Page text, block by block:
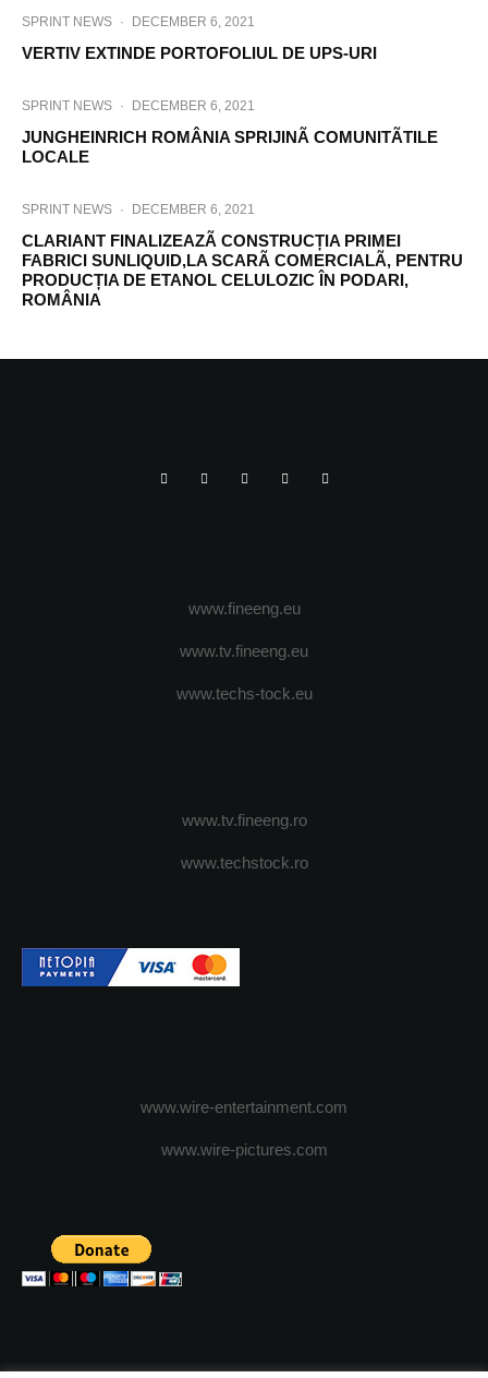
SPRINT NEWS · DECEMBER 6, 2021
VERTIV EXTINDE PORTOFOLIUL DE UPS-URI
SPRINT NEWS · DECEMBER 6, 2021
JUNGHEINRICH ROMÂNIA SPRIJINÃ COMUNITÃTILE
LOCALE
SPRINT NEWS · DECEMBER 6, 2021
CLARIANT FINALIZEAZÃ CONSTRUCȚIA PRIMEI
FABRICI SUNLIQUID,LA SCARÃ COMERCIALÃ, PENTRU
PRODUCȚIA DE ETANOL CELULOZIC ÎN PODARI,
ROMÂNIA
www.fineeng.eu
www.tv.fineeng.eu
www.techs-tock.eu
www.tv.fineeng.ro
www.techstock.ro
www.wire-entertainment.com
www.wire-pictures.com